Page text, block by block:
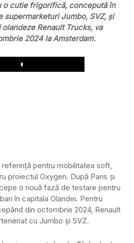
o cutie frigorifică, concepută în
supermarketuri Jumbo, SVZ, și
Renault Trucks, va
2024 la Amsterdam.
Play
pentru mobilitatea soft,
proiectul Oxygen. După Paris și
o nouă fază de testare pentru
în capitala Olandei. Pentru
din octombrie 2024, Renault
cu Jumbo și SVZ.